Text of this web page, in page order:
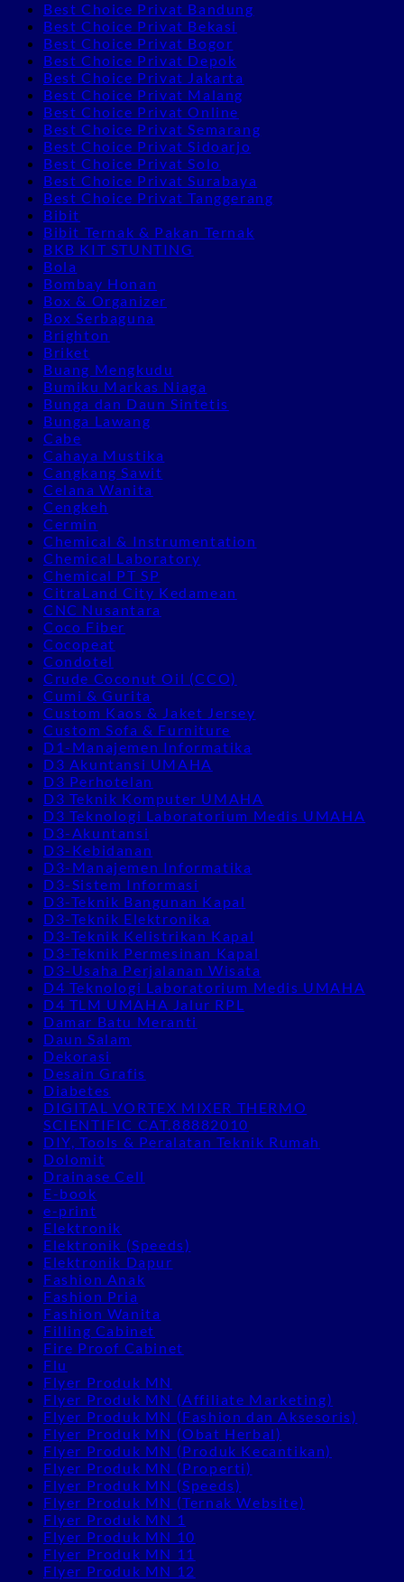
Best Choice Privat Bandung
Best Choice Privat Bekasi
Best Choice Privat Bogor
Best Choice Privat Depok
Best Choice Privat Jakarta
Best Choice Privat Malang
Best Choice Privat Online
Best Choice Privat Semarang
Best Choice Privat Sidoarjo
Best Choice Privat Solo
Best Choice Privat Surabaya
Best Choice Privat Tanggerang
Bibit
Bibit Ternak & Pakan Ternak
BKB KIT STUNTING
Bola
Bombay Honan
Box & Organizer
Box Serbaguna
Brighton
Briket
Buang Mengkudu
Bumiku Markas Niaga
Bunga dan Daun Sintetis
Bunga Lawang
Cabe
Cahaya Mustika
Cangkang Sawit
Celana Wanita
Cengkeh
Cermin
Chemical & Instrumentation
Chemical Laboratory
Chemical PT SP
CitraLand City Kedamean
CNC Nusantara
Coco Fiber
Cocopeat
Condotel
Crude Coconut Oil (CCO)
Cumi & Gurita
Custom Kaos & Jaket Jersey
Custom Sofa & Furniture
D1-Manajemen Informatika
D3 Akuntansi UMAHA
D3 Perhotelan
D3 Teknik Komputer UMAHA
D3 Teknologi Laboratorium Medis UMAHA
D3-Akuntansi
D3-Kebidanan
D3-Manajemen Informatika
D3-Sistem Informasi
D3-Teknik Bangunan Kapal
D3-Teknik Elektronika
D3-Teknik Kelistrikan Kapal
D3-Teknik Permesinan Kapal
D3-Usaha Perjalanan Wisata
D4 Teknologi Laboratorium Medis UMAHA
D4 TLM UMAHA Jalur RPL
Damar Batu Meranti
Daun Salam
Dekorasi
Desain Grafis
Diabetes
DIGITAL VORTEX MIXER THERMO
SCIENTIFIC CAT.88882010
DIY, Tools & Peralatan Teknik Rumah
Dolomit
Drainase Cell
E-book
e-print
Elektronik
Elektronik (Speeds)
Elektronik Dapur
Fashion Anak
Fashion Pria
Fashion Wanita
Filling Cabinet
Fire Proof Cabinet
Flu
Flyer Produk MN
Flyer Produk MN (Affiliate Marketing)
Flyer Produk MN (Fashion dan Aksesoris)
Flyer Produk MN (Obat Herbal)
Flyer Produk MN (Produk Kecantikan)
Flyer Produk MN (Properti)
Flyer Produk MN (Speeds)
Flyer Produk MN (Ternak Website)
Flyer Produk MN 1
Flyer Produk MN 10
Flyer Produk MN 11
Flyer Produk MN 12